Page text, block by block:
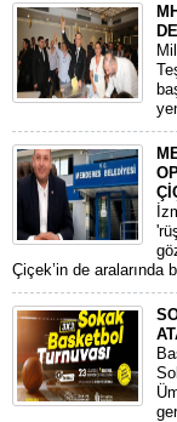
Çiçek’in de aralarında